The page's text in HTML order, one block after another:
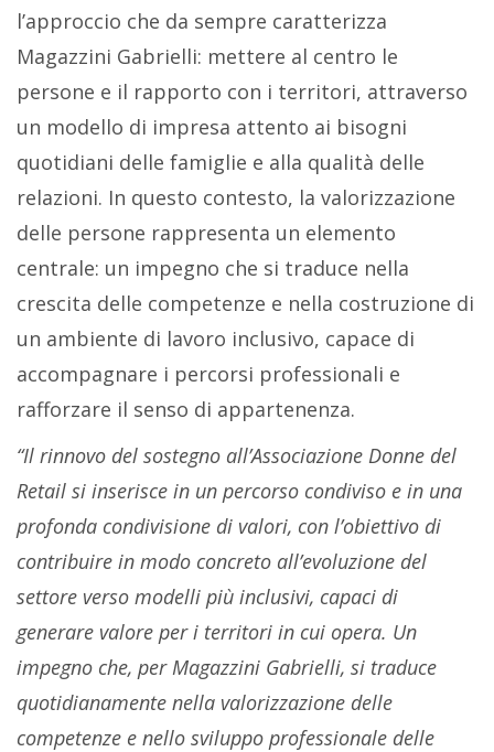
l’approccio che da sempre caratterizza
Magazzini Gabrielli: mettere al centro le
persone e il rapporto con i territori, attraverso
un modello di impresa attento ai bisogni
quotidiani delle famiglie e alla qualità delle
relazioni. In questo contesto, la valorizzazione
delle persone rappresenta un elemento
centrale: un impegno che si traduce nella
crescita delle competenze e nella costruzione di
un ambiente di lavoro inclusivo, capace di
accompagnare i percorsi professionali e
rafforzare il senso di appartenenza.
“Il rinnovo del sostegno all’Associazione Donne del
Retail si inserisce in un percorso condiviso e in una
profonda condivisione di valori, con l’obiettivo di
contribuire in modo concreto all’evoluzione del
settore verso modelli più inclusivi, capaci di
generare valore per i territori in cui opera. Un
impegno che, per Magazzini Gabrielli, si traduce
quotidianamente nella valorizzazione delle
competenze e nello sviluppo professionale delle